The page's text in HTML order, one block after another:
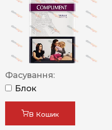
Фасування:
Блок
В Кошик